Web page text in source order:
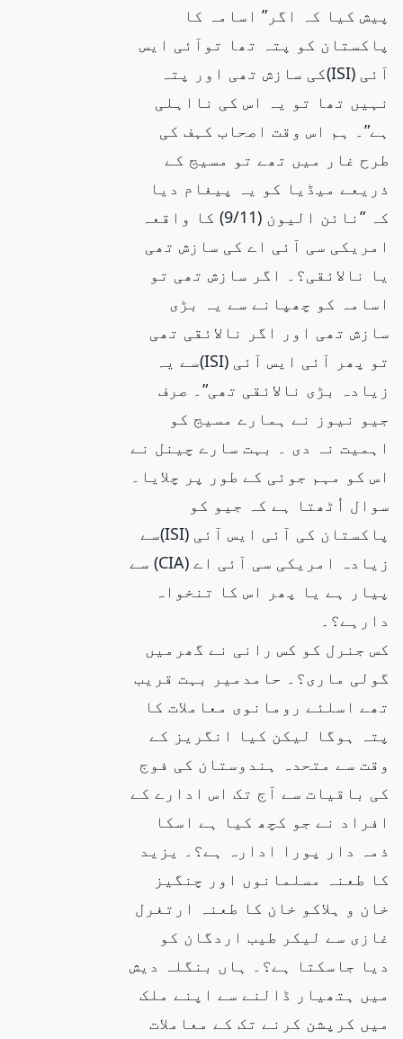
پیش کیا کہ اگر” اسامہ کا
پاکستان کو پتہ تھا توآئی ایس
آئی (ISI)کی سازش تھی اور پتہ
نہیں تھا تو یہ اس کی نااہلی
ہے”۔ ہم اس وقت اصحاب کہف کی
طرح غار میں تھے تو مسیج کے
ذریعے میڈیا کو یہ پیغام دیا
کہ ”نائن الیون (9/11) کا واقعہ
امریکی سی آئی اے کی سازش تھی
یا نالائقی؟۔ اگر سازش تھی تو
اسامہ کو چھپانے سے یہ بڑی
سازش تھی اور اگر نالائقی تھی
تو پھر آئی ایس آئی (ISI)سے یہ
زیادہ بڑی نالائقی تھی”۔ صرف
جیو نیوز نے ہمارے مسیج کو
اہمیت نہ دی ۔ بہت سارے چینل نے
اس کو مہم جوئی کے طور پر چلایا۔
سوال اُٹھتا ہے کہ جیو کو
پاکستان کی آئی ایس آئی (ISI)سے
زیادہ امریکی سی آئی اے (CIA) سے
پیار ہے یا پھر اس کا تنخواہ
دارہے؟۔
کس جنرل کو کس رانی نے گھرمیں
گولی ماری؟۔ حامدمیر بہت قریب
تھے اسلئے رومانوی معاملات کا
پتہ ہوگا لیکن کیا انگریز کے
وقت سے متحدہ ہندوستان کی فوج
کی باقیات سے آج تک اس ادارے کے
افراد نے جو کچھ کیا ہے اسکا
ذمہ دار پورا ادارہ ہے؟۔ یزید
کا طعنہ مسلمانوں اور چنگیز
خان و ہلاکو خان کا طعنہ ارتغرل
غازی سے لیکر طیب اردگان کو
دیا جاسکتا ہے؟۔ ہاں بنگلہ دیش
میں ہتھیار ڈالنے سے اپنے ملک
میں کرپشن کرنے تک کے معاملات